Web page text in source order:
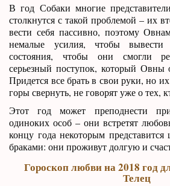
В год Собаки многие
столкнутся с такой проблемой – их
вести себя пассивно, поэтому
немалые усилия, чтобы
состояния, чтобы они смогли
серьезный поступок, который Овны
Придется все брать в свои руки, но
горы свернуть, не говорят уже о тех,
Этот год может преподнести
одиноких особ – они встретят
концу года некоторым представится
браками: они проживут долгую и
Гороскоп любви на 2018 год
Телец